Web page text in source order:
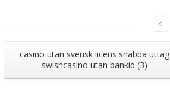
casino utan svensk licens snabba uttag
swishcasino utan bankid (3)